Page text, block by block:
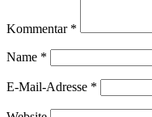
Kommentar *
Name *
E-Mail-Adresse *